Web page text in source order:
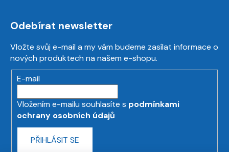
Odebírat newsletter
Vložte svůj e-mail a my vám budeme zasílat informace o
nových produktech na našem e-shopu.
E-mail
Vložením e-mailu souhlasíte s podmínkami
ochrany osobních údajů
PŘIHLÁSIT SE